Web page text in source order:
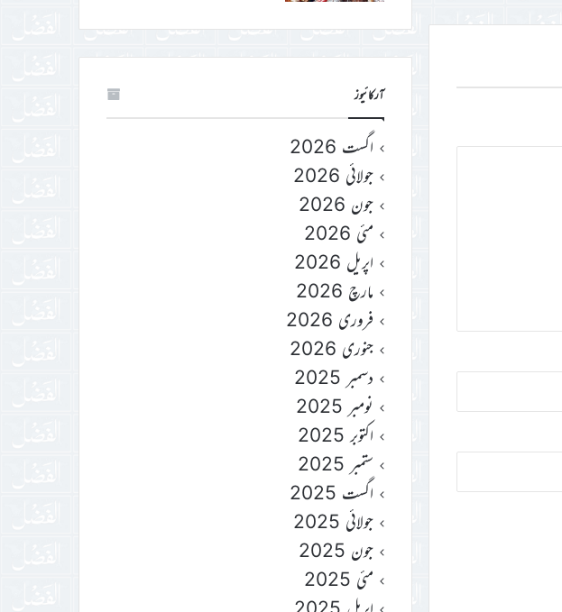
آرکائیوز
اگست 2026
جولائی 2026
جون 2026
مئی 2026
اپریل 2026
مارچ 2026
فروری 2026
جنوری 2026
دسمبر 2025
نومبر 2025
اکتوبر 2025
ستمبر 2025
اگست 2025
جولائی 2025
جون 2025
مئی 2025